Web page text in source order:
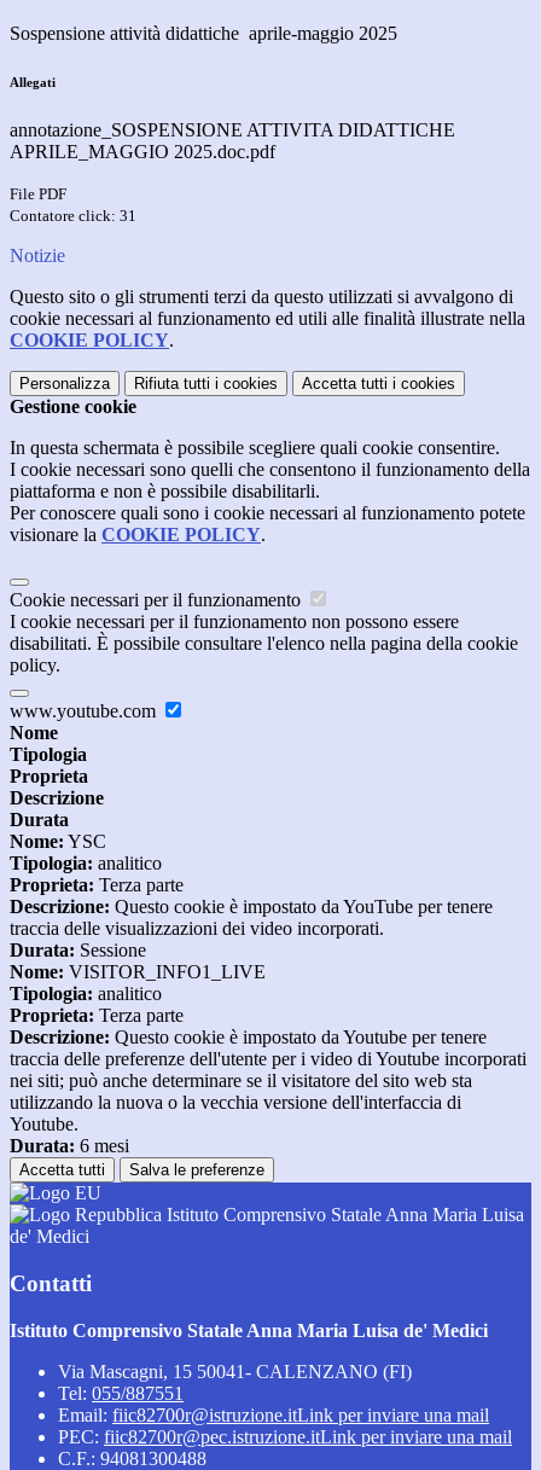
Sospensione attività didattiche aprile-maggio 2025
Allegati
annotazione_SOSPENSIONE ATTIVITA DIDATTICHE
APRILE_MAGGIO 2025.doc.pdf
File PDF
Contatore click: 31
Notizie
Questo sito o gli strumenti terzi da questo utilizzati si avvalgono di
cookie necessari al funzionamento ed utili alle finalità illustrate nella
COOKIE POLICY.
Personalizza Rifiuta tutti i cookies Accetta tutti i cookies
Gestione cookie
In questa schermata è possibile scegliere quali cookie consentire.
I cookie necessari sono quelli che consentono il funzionamento della
piattaforma e non è possibile disabilitarli.
Per conoscere quali sono i cookie necessari al funzionamento potete
visionare la COOKIE POLICY.
Cookie necessari per il funzionamento
I cookie necessari per il funzionamento non possono essere
disabilitati. È possibile consultare l'elenco nella pagina della cookie
policy.
www.youtube.com
Nome
Tipologia
Proprieta
Descrizione
Durata
Nome: YSC
Tipologia: analitico
Proprieta: Terza parte
Descrizione: Questo cookie è impostato da YouTube per tenere
traccia delle visualizzazioni dei video incorporati.
Durata: Sessione
Nome: VISITOR_INFO1_LIVE
Tipologia: analitico
Proprieta: Terza parte
Descrizione: Questo cookie è impostato da Youtube per tenere
traccia delle preferenze dell'utente per i video di Youtube incorporati
nei siti; può anche determinare se il visitatore del sito web sta
utilizzando la nuova o la vecchia versione dell'interfaccia di
Youtube.
Durata: 6 mesi
Accetta tutti Salva le preferenze
Istituto Comprensivo Statale Anna Maria Luisa
de' Medici
Contatti
Istituto Comprensivo Statale Anna Maria Luisa de' Medici
Via Mascagni, 15 50041- CALENZANO (FI)
Tel: 055/887551
Email: fiic82700r@istruzione.itLink per inviare una mail
PEC: fiic82700r@pec.istruzione.itLink per inviare una mail
C.F.: 94081300488